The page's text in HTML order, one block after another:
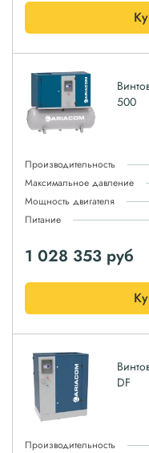
500
Производительность
Максимальное давление
Мощность двигателя
Питание
1 028 353 руб
DF
Производительность